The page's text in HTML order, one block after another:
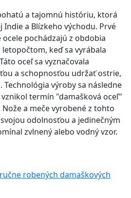
a tajomnú históriu, ktorá
Indie a Blízkeho východu. Prvé
pochádzajú z obdobia
keď sa vyrábala
oceľ sa vyznačovala
a schopnosťou udržať ostrie,
Technológia výroby sa následne
termín "damašková oceľ"
a meče vyrobené z tohto
odolnosťou a jedinečným
zvlnený alebo vodný vzor.